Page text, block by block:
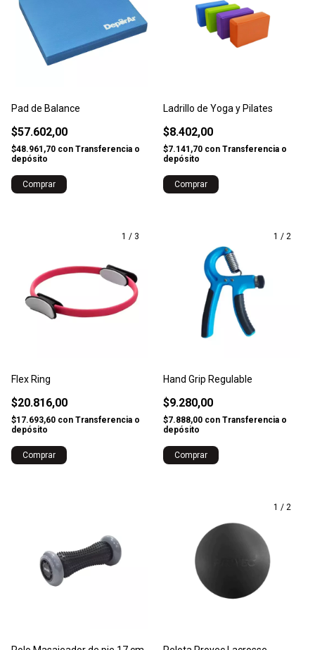
Pad de Balance
$57.602,00
$48.961,70 con Transferencia o
depósito
Ladrillo de Yoga y Pilates
$8.402,00
$7.141,70 con Transferencia o
depósito
1 / 3
Flex Ring
$20.816,00
$17.693,60 con Transferencia o
depósito
1 / 2
Hand Grip Regulable
$9.280,00
$7.888,00 con Transferencia o
depósito
Comprar
1 / 2